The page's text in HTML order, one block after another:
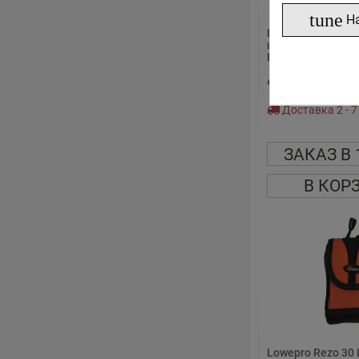
tune
Lowepro Rezo 15
цифровой
LP34930-0EU
€
Доставка 2 - 7
ЗАКАЗ В
В
Lowepro Rezo